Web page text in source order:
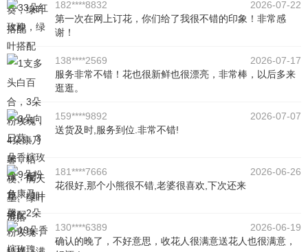
182****8832
2026-07-22
第一次在网上订花，你们给了我很不错的印象！非常感
谢！
138****2569
2026-07-17
服务非常不错！花也很新鲜也很漂亮，非常棒，以后多来
逛逛。
159****9892
2026-07-07
送货及时,服务到位.非常不错!
181****7666
2026-06-26
花很好,那个小熊很不错,老婆很喜欢,下次还来
130****6389
2026-06-19
确认的晚了，不好意思，收花人很满意送花人也很满意，